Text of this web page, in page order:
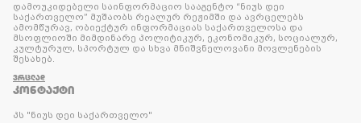
დამოუკიდებელი საინფორმაციო სააგენტო “ნიუს დეი
საქართველო” მუშაობს რეალურ რეჟიმში და ავრცელებს
ამომწურავ, ობიექტურ ინფორმაციას საქართველოსა და
მსოფლიოში მიმდინარე პოლიტიკურ, ეკონომიკურ, სოციალურ,
კულტურულ, სპორტულ და სხვა მნიშვნელოვანი მოვლენების
შესახებ.
ᲕᲠᲪᲚᲐᲓ
ᲙᲝᲜᲢᲐᲥᲢᲘ
პს "ნიუს დეი საქართველო"